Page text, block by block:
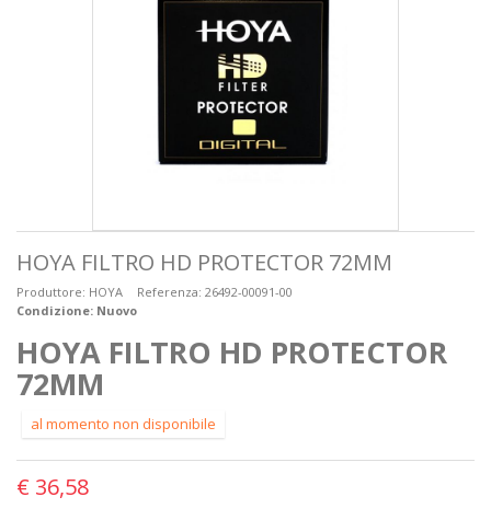
HOYA FILTRO HD PROTECTOR 72MM
Produttore: HOYA Referenza: 26492-00091-00
Condizione: Nuovo
HOYA FILTRO HD PROTECTOR
72MM
al momento non disponibile
€ 36,58